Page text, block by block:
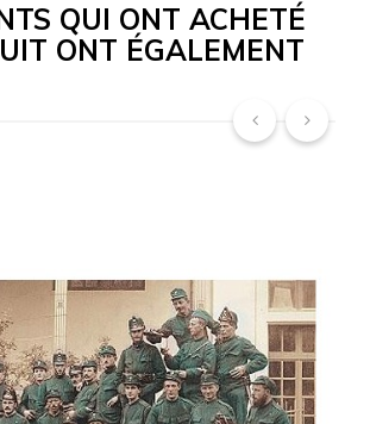
QUI ONT ACHETÉ
ONT ÉGALEMENT